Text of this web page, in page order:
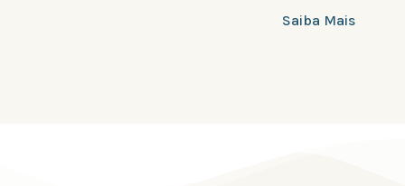
Saiba Mais